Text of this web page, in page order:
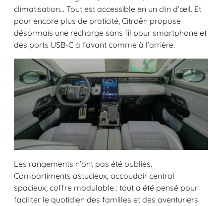
climatisation… Tout est accessible en un clin d’œil. Et
pour encore plus de praticité, Citroën propose
désormais une recharge sans fil pour smartphone et
des ports USB-C à l’avant comme à l’arrière.
Les rangements n’ont pas été oubliés.
Compartiments astucieux, accoudoir central
spacieux, coffre modulable : tout a été pensé pour
faciliter le quotidien des familles et des aventuriers